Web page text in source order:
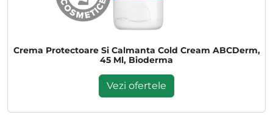
Crema Protectoare Si Calmanta Cold Cream ABCDerm,
45 Ml, Bioderma
Vezi ofertele